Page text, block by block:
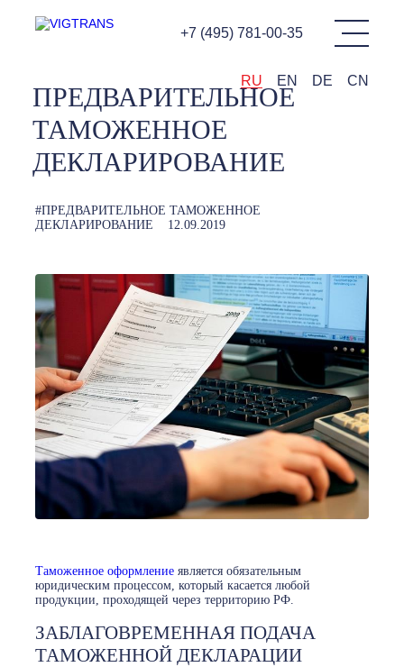
+7 (495) 781-00-35
CN
DE
EN
RU
ПРЕДВАРИТЕЛЬНОЕ
ТАМОЖЕННОЕ
ДЕКЛАРИРОВАНИЕ
#ПРЕДВАРИТЕЛЬНОЕ ТАМОЖЕННОЕ
ДЕКЛАРИРОВАНИЕ
12.09.2019
Таможенное оформление является обязательным
юридическим процессом, который касается любой
продукции, проходящей через территорию РФ.
ЗАБЛАГОВРЕМЕННАЯ ПОДАЧА
ТАМОЖЕННОЙ ДЕКЛАРАЦИИ